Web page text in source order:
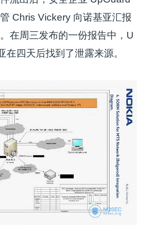
Chris Vickery 向诺基亚汇报
在周三发布的一份报告中，U
在四天后找到了泄露来源。